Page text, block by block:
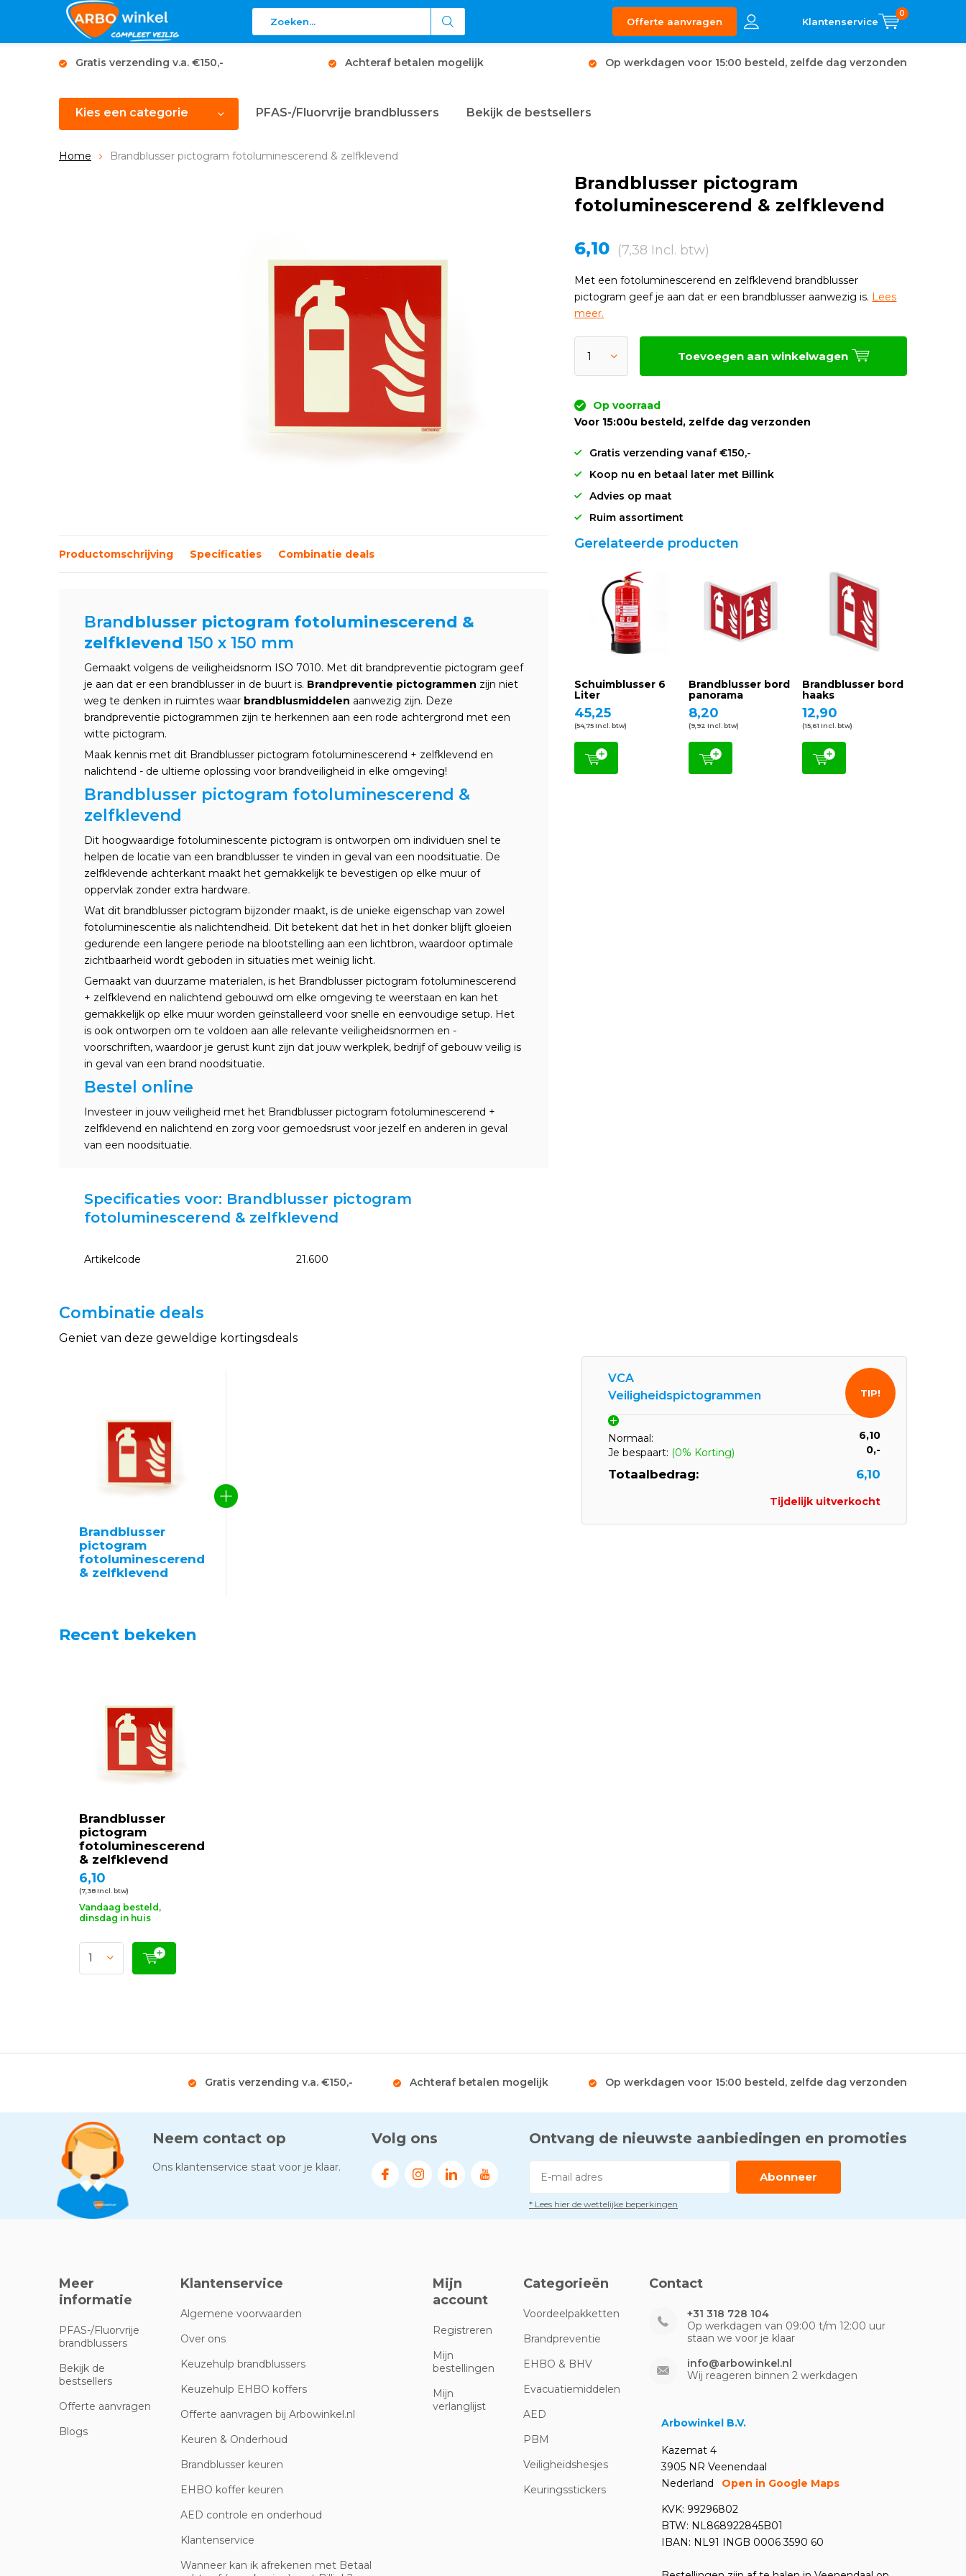
Offerte aanvragen
0
Gratis verzending v.a. €150,- Achteraf betalen mogelijk Op werkdagen voor 15:00 besteld, zelfde dag verzonden
Kies een categorie PFAS-/Fluorvrije brandblussers Bekijk de bestsellers
Home Brandblusser pictogram fotoluminescerend & zelfklevend
Brandblusser pictogram
fotoluminescerend & zelfklevend
6,10 (7,38 Incl. btw)
Met een fotoluminescerend en zelfklevend brandblusser
pictogram geef je aan dat er een brandblusser aanwezig is. Lees
meer.
Toevoegen aan winkelwagen
Op voorraad
Voor 15:00u besteld, zelfde dag verzonden
Gratis verzending vanaf €150,-
Koop nu en betaal later met Billink
Advies op maat
Ruim assortiment
Productomschrijving Specificaties Combinatie deals
Brandblusser pictogram fotoluminescerend &
zelfklevend 150 x 150 mm
Gemaakt volgens de veiligheidsnorm ISO 7010. Met dit brandpreventie pictogram geef
je aan dat er een brandblusser in de buurt is. Brandpreventie pictogrammen zijn niet
weg te denken in ruimtes waar brandblusmiddelen aanwezig zijn. Deze
brandpreventie pictogrammen zijn te herkennen aan een rode achtergrond met een
witte pictogram.
Maak kennis met dit Brandblusser pictogram fotoluminescerend + zelfklevend en
nalichtend - de ultieme oplossing voor brandveiligheid in elke omgeving!
Brandblusser pictogram fotoluminescerend &
zelfklevend
Dit hoogwaardige fotoluminescente pictogram is ontworpen om individuen snel te
helpen de locatie van een brandblusser te vinden in geval van een noodsituatie. De
zelfklevende achterkant maakt het gemakkelijk te bevestigen op elke muur of
oppervlak zonder extra hardware.
Wat dit brandblusser pictogram bijzonder maakt, is de unieke eigenschap van zowel
fotoluminescentie als nalichtendheid. Dit betekent dat het in het donker blijft gloeien
gedurende een langere periode na blootstelling aan een lichtbron, waardoor optimale
zichtbaarheid wordt geboden in situaties met weinig licht.
Gemaakt van duurzame materialen, is het Brandblusser pictogram fotoluminescerend
+ zelfklevend en nalichtend gebouwd om elke omgeving te weerstaan en kan het
gemakkelijk op elke muur worden geïnstalleerd voor snelle en eenvoudige setup. Het
is ook ontworpen om te voldoen aan alle relevante veiligheidsnormen en -
voorschriften, waardoor je gerust kunt zijn dat jouw werkplek, bedrijf of gebouw veilig is
in geval van een brand noodsituatie.
Bestel online
Investeer in jouw veiligheid met het Brandblusser pictogram fotoluminescerend +
zelfklevend en nalichtend en zorg voor gemoedsrust voor jezelf en anderen in geval
van een noodsituatie.
Specificaties voor: Brandblusser pictogram
fotoluminescerend & zelfklevend
Artikelcode 21.600
Gerelateerde producten
Schuimblusser 6
Liter
45,25
(54,75 Incl. btw)
Brandblusser bord
panorama
8,20
(9,92 Incl. btw)
Brandblusser bord
haaks
12,90
(15,61 Incl. btw)
Combinatie deals
Geniet van deze geweldige kortingsdeals
Brandblusser
pictogram
fotoluminescerend
& zelfklevend
VCA
Veiligheidspictogrammen
Normaal:
6,10
Je bespaart: (0% Korting) 0,-
Totaalbedrag: 6,10
TIP!
Tijdelijk uitverkocht
Recent bekeken
Brandblusser
pictogram
fotoluminescerend
& zelfklevend
6,10
(7,38 Incl. btw)
Vandaag besteld,
dinsdag in huis
Gratis verzending v.a. €150,- Achteraf betalen mogelijk Op werkdagen voor 15:00 besteld, zelfde dag verzonden
Neem contact op
Ons klantenservice staat voor je klaar.
Volg ons Ontvang de nieuwste aanbiedingen en promoties
Abonneer
* Lees hier de wettelijke beperkingen
Meer
informatie
PFAS-/Fluorvrije
brandblussers
Bekijk de
bestsellers
Offerte aanvragen
Blogs
Klantenservice
Algemene voorwaarden
Over ons
Keuzehulp brandblussers
Keuzehulp EHBO koffers
Offerte aanvragen bij Arbowinkel.nl
Keuren & Onderhoud
Brandblusser keuren
EHBO koffer keuren
AED controle en onderhoud
Klantenservice
Wanneer kan ik afrekenen met Betaal
Mijn
account
Registreren
Mijn
bestellingen
Mijn
verlanglijst
Categorieën
Voordeelpakketten
Brandpreventie
EHBO & BHV
Evacuatiemiddelen
AED
PBM
Veiligheidshesjes
Keuringsstickers
Contact
+31 318 728 104
Op werkdagen van 09:00 t/m 12:00 uur
staan we voor je klaar
info@arbowinkel.nl
Wij reageren binnen 2 werkdagen
Arbowinkel B.V.
Kazemat 4
3905 NR Veenendaal
Nederland
Open in Google Maps
KVK: 99296802
BTW: NL868922845B01
IBAN: NL91 INGB 0006 3590 60